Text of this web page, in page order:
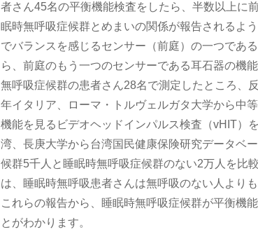
者さん45名の平衡機能検査をしたら、半数以上に
眠時無呼吸症候群とめまいの関係が報告されるよ
でバランスを感じるセンサー（前庭）の一つであ
ら、前庭のもう一つのセンサーである耳石器の機
無呼吸症候群の患者さん28名で測定したところ、
年イタリア、ローマ・トルヴェルガタ大学から中
機能を見るビデオヘッドインパルス検査（vHIT）
湾、長庚大学から台湾国民健康保険研究データベ
候群5千人と睡眠時無呼吸症候群のない2万人を比
は、睡眠時無呼吸患者さんは無呼吸のない人より
これらの報告から、睡眠時無呼吸症候群が平衡機
とがわかります。